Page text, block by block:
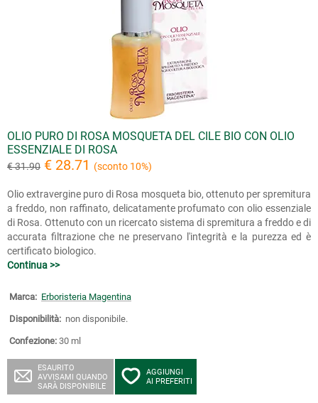
OLIO PURO DI ROSA MOSQUETA DEL CILE BIO CON OLIO
ESSENZIALE DI ROSA
€ 31.90 € 28.71 (sconto 10%)
Olio extravergine puro di Rosa mosqueta bio, ottenuto per spremitura
a freddo, non raffinato, delicatamente profumato con olio essenziale
di Rosa. Ottenuto con un ricercato sistema di spremitura a freddo e di
accurata filtrazione che ne preservano l'integrità e la purezza ed è
certificato biologico.
Continua >>
Marca: Erboristeria Magentina
Disponibilità: non disponibile.
Confezione: 30 ml
ESAURITO
AVVISAMI QUANDO
SARÀ DISPONIBILE
AGGIUNGI
AI PREFERITI